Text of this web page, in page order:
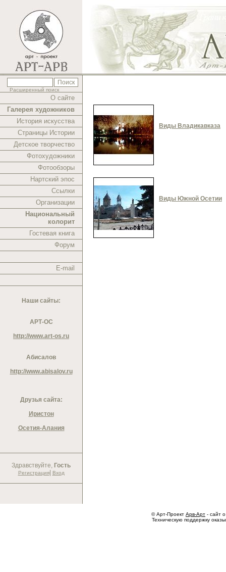
Расширенный поиск
О сайте
Галерея художников
История искусства
Страницы Истории
Детское творчество
Фотохудожники
Фотообзоры
Нартский эпос
Ссылки
Организации
Национальный
колорит
Гостевая книга
Форум
E-mail
Наши сайты:
АРТ-ОС
http://www.art-os.ru
Абисалов
http://www.abisalov.ru
Друзья сайта:
Иристон
Осетия-Алания
Здравствуйте, Гость
Регистрация| Вход
Виды Владикавказа
Виды Южной Осетии
© Арт-Проект Арв-Арт - сайт
Техническую поддержку